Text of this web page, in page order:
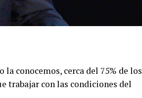
conocemos, cerca del 75% de los
trabajar con las condiciones del